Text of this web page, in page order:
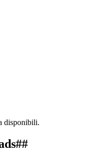
disponibili.